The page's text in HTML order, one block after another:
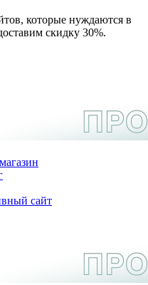
которые нуждаются в
скидку 30%.
сайт